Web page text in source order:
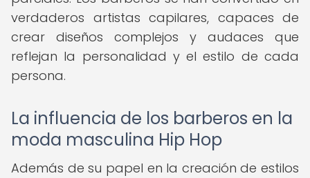
verdaderos artistas capilares, capaces de
crear diseños complejos y audaces que
reflejan la personalidad y el estilo de cada
persona.
La influencia de los barberos en la
moda masculina Hip Hop
Además de su papel en la creación de estilos